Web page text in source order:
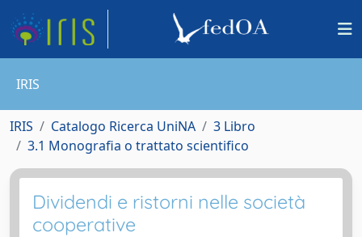
IRIS
IRIS Catalogo Ricerca UniNA
3 Libro
3.1 Monografia o trattato scientifico
Dividendi e ristorni nelle società
cooperative